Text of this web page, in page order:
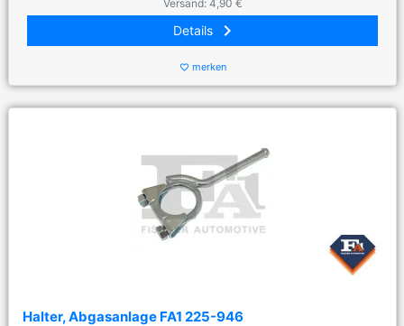
Versand: 4,90 €
Details keyboard_arrow_right
favorite_border merken
Halter, Abgasanlage FA1 225-946